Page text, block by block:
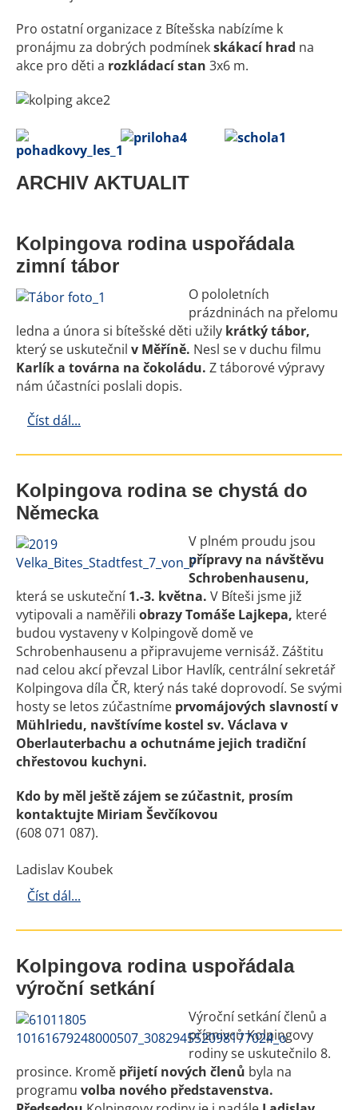
Pro ostatní organizace z Bítešska nabízíme k
pronájmu za dobrých podmínekskákací hrad na
akce pro děti a rozkládací stan 3x6 m.
ARCHIV AKTUALIT
Kolpingova rodina uspořádala
zimní tábor
O pololetních
prázdninách na přelomu
ledna a února si bítešské děti užily krátký tábor,
který se uskutečnil v Měříně. Nesl se v duchu filmu
Karlík a továrna na čokoládu. Z táborové výpravy
nám účastníci poslali dopis.
Číst dál...
Kolpingova rodina se chystá do
Německa
V plném proudu jsou
přípravy na návštěvu
Schrobenhausenu,
která se uskuteční1.-3. května. V Bíteši jsme již
vytipovali a naměřili obrazy Tomáše Lajkepa, které
budou vystaveny v Kolpingově domě ve
Schrobenhausenu a připravujeme vernisáž. Záštitu
nad celou akcí převzal Libor Havlík, centrální sekretář
Kolpingova díla ČR, který nás také doprovodí. Se svými
hosty se letos zúčastníme prvomájových slavností v
Mühlriedu, navštívíme kostel sv. Václava v
Oberlauterbachu a ochutnáme jejich tradiční
chřestovou kuchyni.
Kdo by měl ještě zájem se zúčastnit, prosím
kontaktujte Miriam Ševčíkovou
(608 071 087).
Ladislav Koubek
Číst dál...
Kolpingova rodina uspořádala
výroční setkání
Výroční setkání členů a
příznivců Kolpingovy
rodiny se uskutečnilo 8.
prosince. Kromě přijetí nových členů byla na
programu volba nového představenstva.